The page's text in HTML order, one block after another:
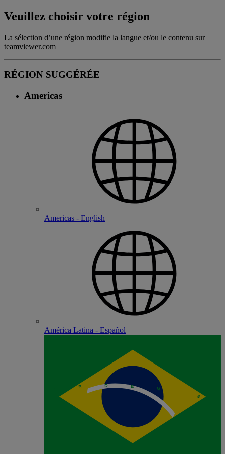
Veuillez choisir votre région
La sélection d’une région modifie la langue et/ou le contenu sur
teamviewer.com
RÉGION SUGGÉRÉE
Americas
Americas - English
América Latina - Español